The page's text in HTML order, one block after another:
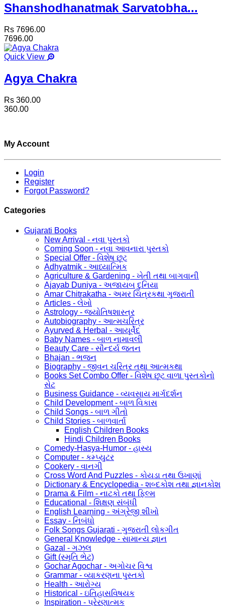
Shanshodhanatmak Sarvatobha...
Rs 7696.00
7696.00
Quick View
Agya Chakra
Rs 360.00
360.00
My Account
Login
Register
Forgot Password?
Categories
Gujarati Books
New Arrival - નવા પુસ્તકો
Coming Soon - નવા આવનારા પુસ્તકો
Special Offer - વિશેષ છૂટ
Adhyatmik - આધ્યાત્મિક
Agriculture & Gardening - ખેતી તથા બાગવાની
Ajayab Duniya - અજાયબ દુનિયા
Amar Chitrakatha - અમર ચિત્રકથા ગુજરાતી
Articles - લેખો
Astrology - જ્યોતિષશાસ્ત્ર
Autobiography - આત્મચરિત્ર
Ayurved & Herbal - આયૂર્વેદ
Baby Names - બાળ નામાવલી
Beauty Care - સૌન્દર્ય જતન
Bhajan - ભજન
Biography - જીવન ચરિત્ર તથા આત્મકથા
Books Set Combo Offer - વિશેષ છૂટ વાળા પુસ્તકોનો
સેટ
Business Guidance - વ્યવસાય માર્ગદર્શન
Child Development - બાળ વિકાસ
Child Songs - બાળ ગીતો
Child Stories - બાળવાર્તા
English Children Books
Hindi Children Books
Comedy-Hasya-Humor - હાસ્ય
Computer - કમ્પ્યુટર
Cookery - વાનગી
Cross Word And Puzzles - કોયડા તથા ઉખાણાં
Dictionary & Encyclopedia - શબ્દકોશ તથા જ્ઞાનકોશ
Drama & Film - નાટકો તથા ફિલ્મ
Educational - શિક્ષણ સંબંધી
English Learning - અંગ્રેજી શીખો
Essay - નિબંધો
Folk Songs Gujarati - ગુજરાતી લોકગીત
General Knowledge - સામાન્ય જ્ઞાન
Gazal - ગઝલ
Gift (સ્મૃતિ ભેટ)
Gochar Agochar - અગોચર વિશ્વ
Grammar - વ્યાકરણના પુસ્તકો
Health - આરોગ્ય
Historical - ઇતિહાસવિષયક
Inspiration - પ્રેરણાત્મક